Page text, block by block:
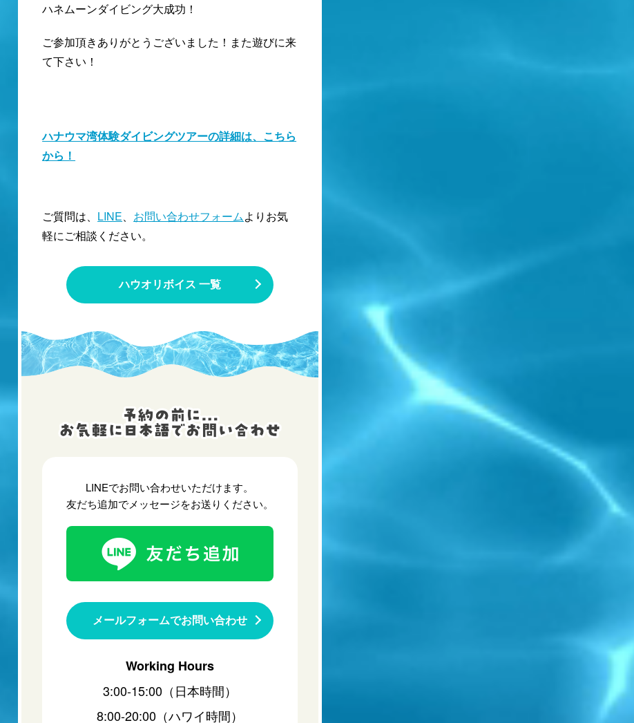
ハネムーンダイビング大成功！
ご参加頂きありがとうございました！また遊びに来
て下さい！
ハナウマ湾体験ダイビングツアーの詳細は、こちら
から！
ご質問は、 LINE、 お問い合わせフォームよりお気
軽にご相談ください。
ハウオリボイス 一覧
LINEでお問い合わせいただけます。
友だち追加でメッセージをお送りください。
メールフォームでお問い合わせ
Working Hours
3:00-15:00（日本時間）
8:00-20:00（ハワイ時間）